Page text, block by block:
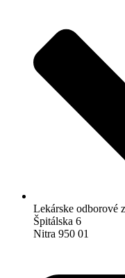
Lekárske odborové
Špitálska 6
Nitra 950 01